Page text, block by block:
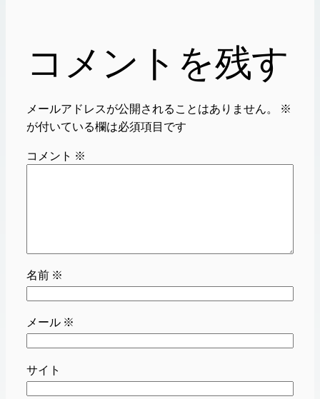
コメントを残す
メールアドレスが公開されることはありません。
※
が付いている欄は必須項目です
コメント ※
名前 ※
メール ※
サイト